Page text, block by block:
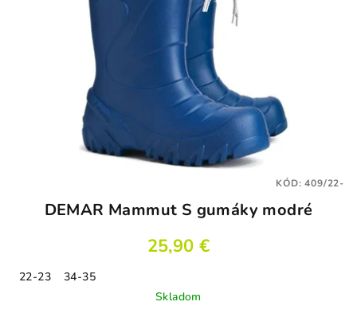
DEMAR Mammut S gumáky modré
25,90 €
22-23
34-35
Skladom
KÓD:409/22-